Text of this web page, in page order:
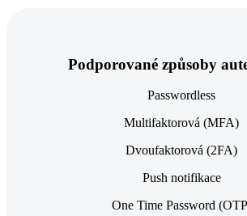
Podporované způsoby
Passwordless
Multifaktorová (MFA)
Dvoufaktorová (2FA)
Push notifikace
One Time Password